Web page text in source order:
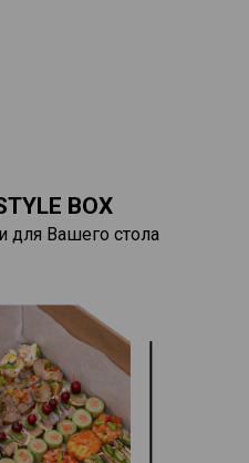
BOX
Вашего стола